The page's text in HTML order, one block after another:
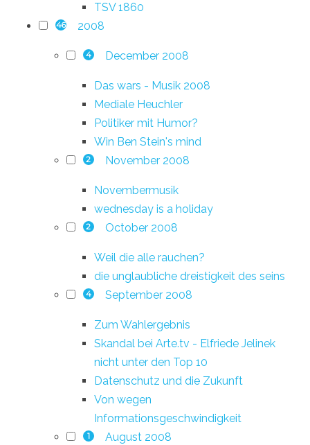
TSV 1860
46 2008
4 December 2008
Das wars - Musik 2008
Mediale Heuchler
Politiker mit Humor?
Win Ben Stein's mind
2 November 2008
Novembermusik
wednesday is a holiday
2 October 2008
Weil die alle rauchen?
die unglaubliche dreistigkeit des seins
4 September 2008
Zum Wahlergebnis
Skandal bei Arte.tv - Elfriede Jelinek
nicht unter den Top 10
Datenschutz und die Zukunft
Von wegen
Informationsgeschwindigkeit
1 August 2008